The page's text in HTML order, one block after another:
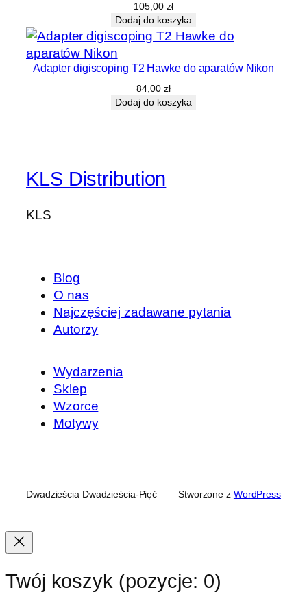
105,00 zł
Dodaj do koszyka
Adapter digiscoping T2 Hawke do aparatów Nikon
84,00 zł
Dodaj do koszyka
KLS Distribution
KLS
Blog
O nas
Najczęściej zadawane pytania
Autorzy
Wydarzenia
Sklep
Wzorce
Motywy
Dwadzieścia Dwadzieścia-Pięć Stworzone z WordPress
Twój koszyk (pozycje: 0)